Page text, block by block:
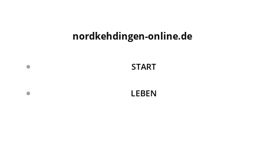
nordkehdingen-online.de
START
LEBEN